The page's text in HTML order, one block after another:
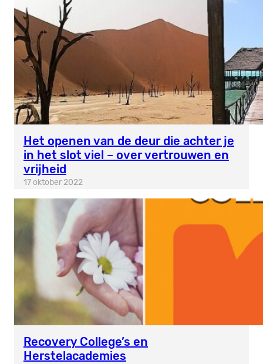
Het openen van de deur die achter je
in het slot viel – over vertrouwen en
vrijheid
17 oktober 2022
Recovery College’s en
Herstelacademies